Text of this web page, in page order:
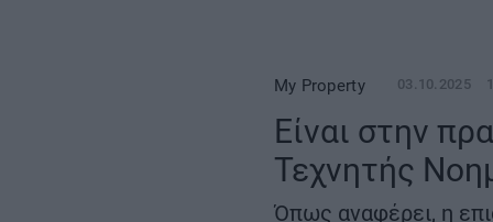
Άγραφα: Νέα έργα στο οδικό
δίκτυο και ΟΧΕ 22,46 εκατ.
Επανεκκίνηση
Νεστορίου: Στον
διαγωνισμός των
My Property 03.10.2025
Είναι στην
Τεχνητής
Όπως αναφέρει, η